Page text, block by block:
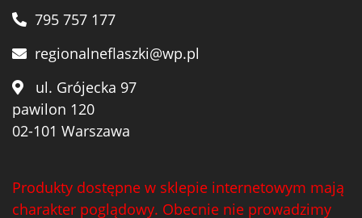
795 757 177
regionalneflaszki@wp.pl
ul. Grójecka 97
pawilon 120
02-101 Warszawa
Produkty dostępne w sklepie internetowym mają
charakter poglądowy. Obecnie nie prowadzimy